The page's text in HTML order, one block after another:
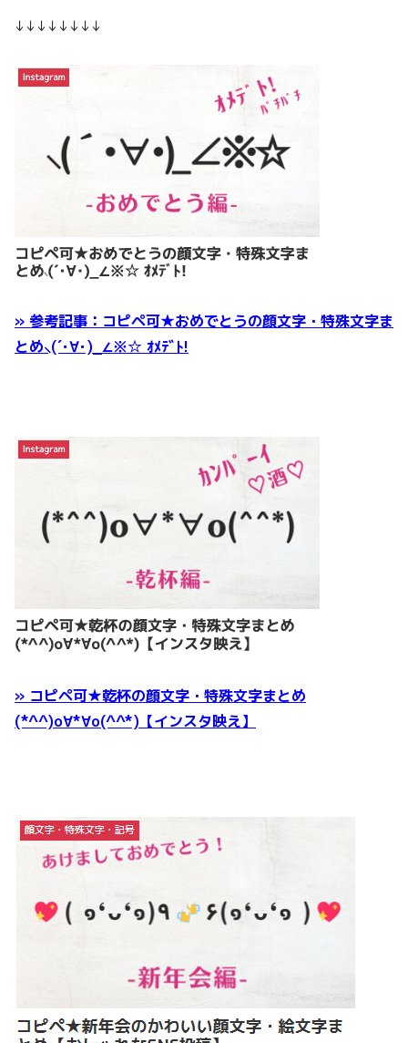
↓↓↓↓↓↓↓↓
» 参考記事：コピペ可★おめでとうの顔文字・特殊文字ま
とめ⸜(´･∀･)_∠※☆ ｵﾒﾃﾞﾄ!
» コピペ可★乾杯の顔文字・特殊文字まとめ
(*^^)o∀*∀o(^^*)【インスタ映え】